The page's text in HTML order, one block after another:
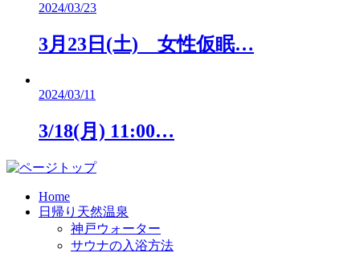
2024/03/23
3月23日(土) 女性仮眠…
2024/03/11
3/18(月) 11:00…
Home
日帰り天然温泉
神戸ウォーター
サウナの入浴方法